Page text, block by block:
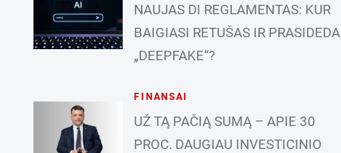
NAUJAS DI REGLAMENTAS: KUR
BAIGIASI RETUŠAS IR PRASIDEDA
„DEEPFAKE“?
FINANSAI
UŽ TĄ PAČIĄ SUMĄ – APIE 30
PROC. DAUGIAU INVESTICINIO